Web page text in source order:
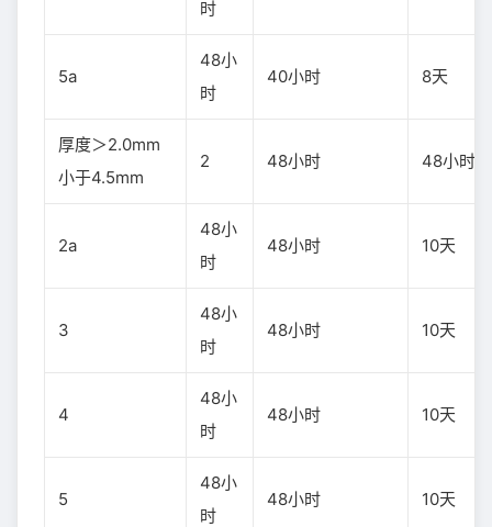
时
5a
48小
时
40小时 8天
厚度＞2.0mm
小于4.5mm
2 48小时 48小时
2a
48小
时
48小时 10天
3
48小
时
48小时 10天
4
48小
时
48小时 10天
5
48小
时
48小时 10天